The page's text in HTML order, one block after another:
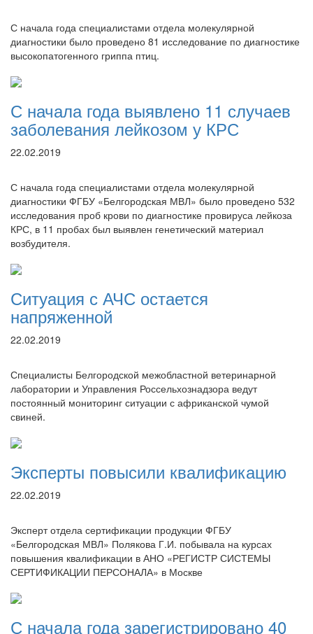
С начала года специалистами отдела молекулярной
диагностики было проведено 81 исследование по диагностике
высокопатогенного гриппа птиц.
С начала года выявлено 11 случаев
заболевания лейкозом у КРС
22.02.2019
С начала года специалистами отдела молекулярной
диагностики ФГБУ «Белгородская МВЛ» было проведено 532
исследования проб крови по диагностике провируса лейкоза
КРС, в 11 пробах был выявлен генетический материал
возбудителя.
Ситуация с АЧС остается
напряженной
22.02.2019
Специалисты Белгородской межобластной ветеринарной
лаборатории и Управления Россельхознадзора ведут
постоянный мониторинг ситуации с африканской чумой
свиней.
Эксперты повысили квалификацию
22.02.2019
Эксперт отдела сертификации продукции ФГБУ
«Белгородская МВЛ» Полякова Г.И. побывала на курсах
повышения квалификации в АНО «РЕГИСТР СИСТЕМЫ
СЕРТИФИКАЦИИ ПЕРСОНАЛА» в Москве
С начала года зарегистрировано 40